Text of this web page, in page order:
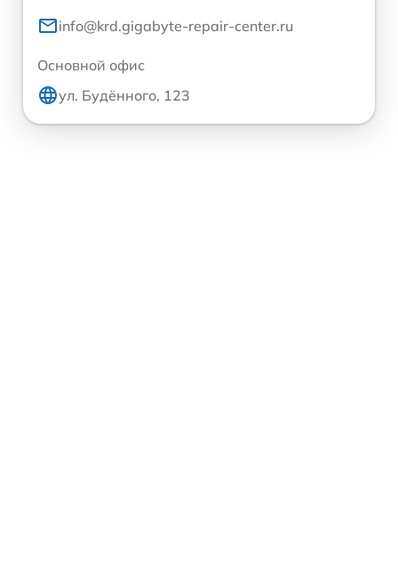
info@krd.gigabyte-repair-center.ru
Основной офис
ул. Будённого, 123